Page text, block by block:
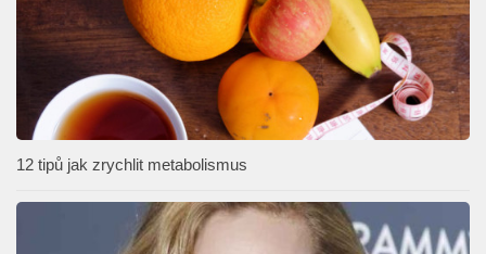
12 tipů jak zrychlit metabolismus